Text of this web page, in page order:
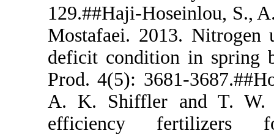
129.##Haji-
Mostafaei.
deficit
Prod. 4(5):
A. K.